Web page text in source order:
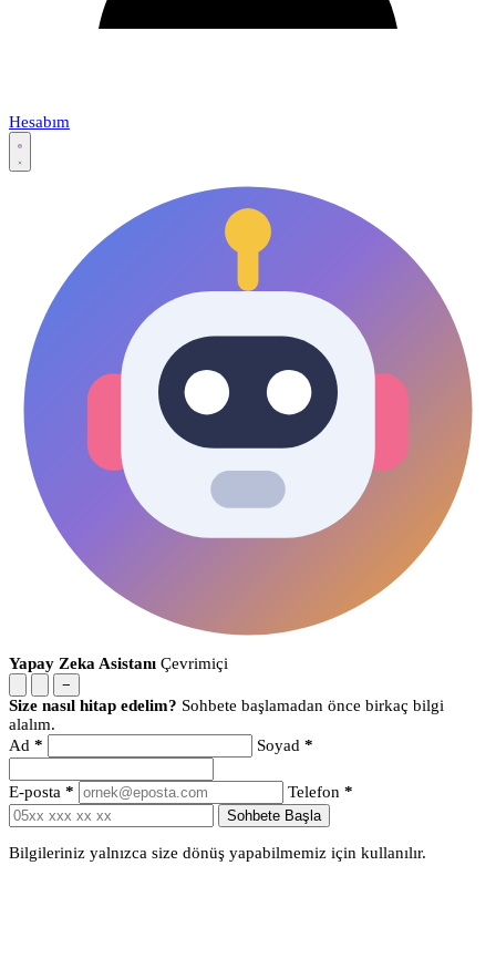
Hesabım
Yapay Zeka Asistanı Çevrimiçi
−
Size nasıl hitap edelim? Sohbete başlamadan önce birkaç bilgi
alalım.
Ad * Soyad *
E-posta * Telefon *
Sohbete Başla
Bilgileriniz yalnızca size dönüş yapabilmemiz için kullanılır.